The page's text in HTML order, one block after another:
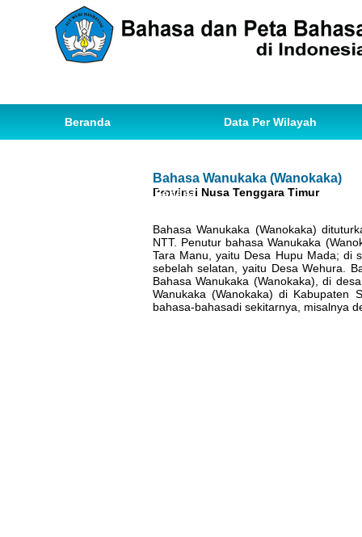
Beranda Data Per Wilayah
Ihwal Pemetaan Bahasa
Bahasa Wanukaka (Wanokaka)
Provinsi Nusa Tenggara Timur
Bahasa Wanukaka (Wanokaka)
NTT. Penutur bahasa Wanukaka
Tara Manu, yaitu Desa Hupu Mada; di
sebelah selatan, yaitu Desa Wehura.
Bahasa Wanukaka (Wanokaka), di
Wanukaka (Wanokaka) di Kabupaten
bahasa-bahasadi sekitarnya, misalnya